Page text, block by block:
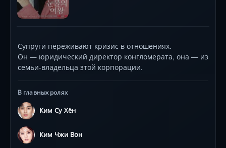
Супруги переживают кризис в отношениях.
Он — юридический директор конгломерата, она — из
семьи-владельца этой корпорации.
В главных ролях
Ким Су Хён
Ким Чжи Вон